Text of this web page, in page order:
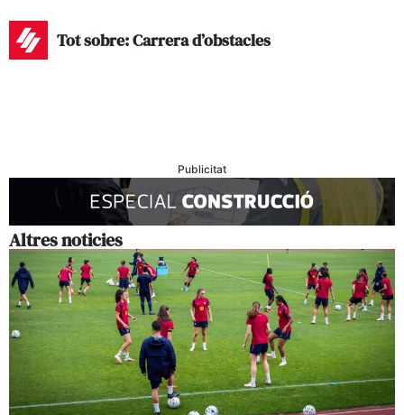
Tot sobre: Carrera d’obstacles
Publicitat
Altres noticies